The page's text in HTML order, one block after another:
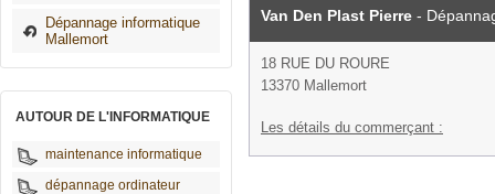
Dépannage informatique
Mallemort
AUTOUR DE L'INFORMATIQUE
maintenance informatique
dépannage ordinateur
Van Den Plast Pierre -
18 RUE DU ROURE
13370 Mallemort
Les détails du commerçant :